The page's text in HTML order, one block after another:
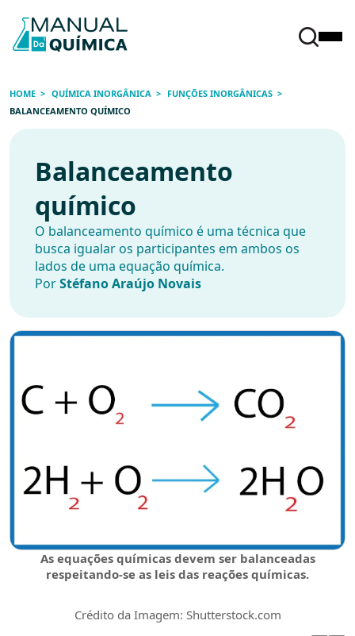
HOME QUÍMICA INORGÂNICA
FUNÇÕES INORGÂNICAS
BALANCEAMENTO QUÍMICO
Balanceamento
químico
O balanceamento químico é uma técnica que
busca igualar os participantes em ambos os
lados de uma equação química.
PorStéfano Araújo Novais
As equações químicas devem ser balanceadas
respeitando-se as leis das reações químicas.
Crédito da Imagem: Shutterstock.com